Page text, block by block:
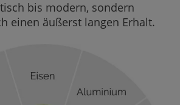
bis modern, sondern
einen äußerst langen Erhalt.